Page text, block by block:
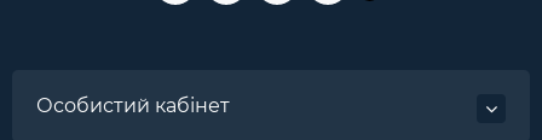
Особистий кабінет